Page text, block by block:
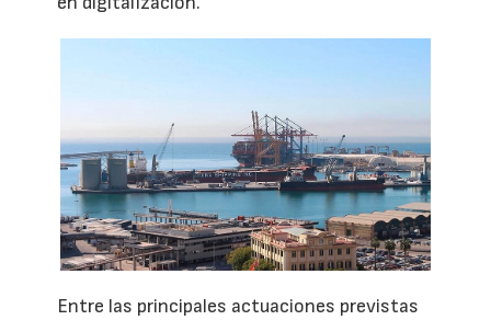
Entre las principales actuaciones previstas